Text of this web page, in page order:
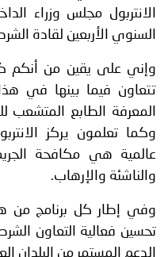
الانتربول مجلس وزراء
السنوي الأربعين لقادة
وإني على يقين من أنكم
تتعاون فيما بينها في
المعرفة الطابع المتشعب
وكما تعلمون يركز
عالمية هي مكافحة
والناشئة والإرهاب.
وفي إطار كل برنامج من
تحسين فعالية التعاون
الدعم المستمر من البلدان